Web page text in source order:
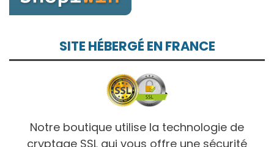
SITE HÉBERGÉ EN FRANCE
Notre boutique utilise la technologie de
cryptage SSL qui vous offre une sécurité